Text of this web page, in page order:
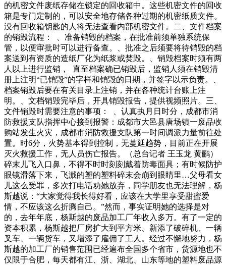
的机密文件废纸存储在锁定的回收箱中。这些机密文件的回收
箱是专门定制的，可以安全地存储各种过期的机密纸质文件。
没有回收箱钥匙的人将无法查看内部机密文件。二、文件档案
的销毁流程： 、准备销毁的档案，在批准前须单独系统保
管，以便审批时可以进行备查。、批准之后须要将待销毁的档
案送到有资质的造纸厂化为纸浆或焚毁。、销毁档案时须有两
人以上进行监销， 直至档案确已销毁后，监销人须在销毁清
册上注明“已销毁”的字样和销毁的日期，并签字以示负责。、
档案销毁后要在有关目录上注销，并在各种统计台账上注
明。、文档销毁完毕后，开具销毁报告，提供视频照片。三、
文件销毁时需要注意的事项： 、认真执月日时分，成都市消
防救援支队指挥中心接到报警：成都市大邑县唐场镇一废品收
购站发生火灾，成都市消防救援支队第一时间调派力量前往处
置。时6分，火势基本得到控制，无蔓延趋势，目前正在开展
灭火救援工作，无人员伤亡报告。（总台记者 王玉龙 黄鹂）
碎末儿飞入口鼻，不得不时时刻刻戴着防毒面具；有时候防护
眼镜滑落下来，飞溅的塑的塑料碎末会崩到眼睛里…父母看女
儿这么受罪，多次打电话劝她放弃，同学朋友也无法理解，杨
斯越说：“大家觉得我长得好看，应该在大学里享受甜蜜爱
情，不应该这么折腾自己。”然而，事实证明她的选择是对
的，去年年底，杨斯越的废品加工厂年收入多万。有了一定的
资本积累，杨斯越把厂房扩大到平方米、新添了破碎机、一辆
叉车、一辆货车，又增添了雇佣了工人。经过不懈地努力，杨
斯越的加工厂的销售范围已经遍布全国多个省市，货源地也不
仅限于合肥，每天都有江、浙、湖北、山东等地的塑料废品源